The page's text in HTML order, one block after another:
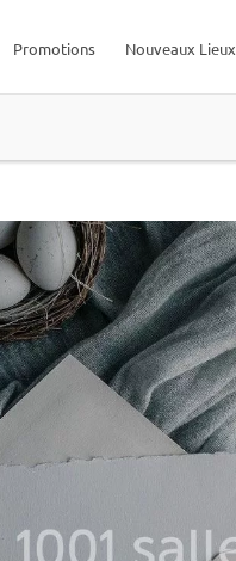
Nouveaux Lieux
Promotions